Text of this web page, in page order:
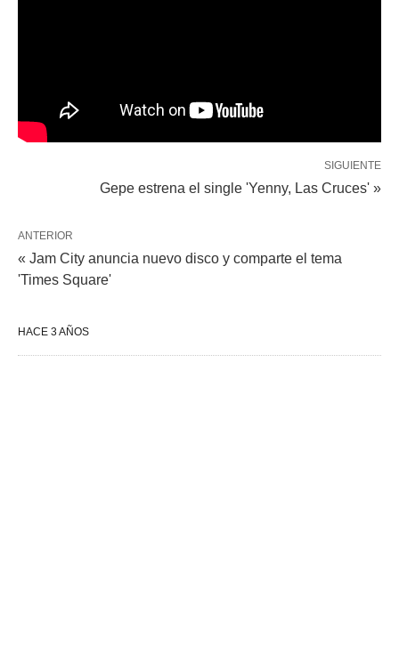
SIGUIENTE
Gepe estrena el single 'Yenny, Las Cruces' »
ANTERIOR
« Jam City anuncia nuevo disco y comparte el tema
'Times Square'
HACE 3 AÑOS